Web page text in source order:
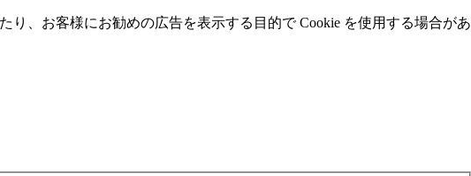
、お客様にお勧めの広告を表⽰する⽬的で Cookie を使⽤する場合があ